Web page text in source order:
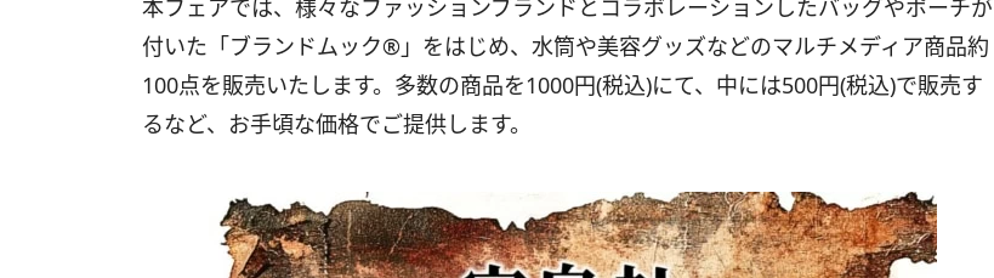
本フェアでは、様々なファッションブランドとコラボレーションしたバッグやポーチが
付いた「ブランドムック®」をはじめ、水筒や美容グッズなどのマルチメディア商品約
100点を販売いたします。多数の商品を1000円(税込)にて、中には500円(税込)で販売す
るなど、お手頃な価格でご提供します。